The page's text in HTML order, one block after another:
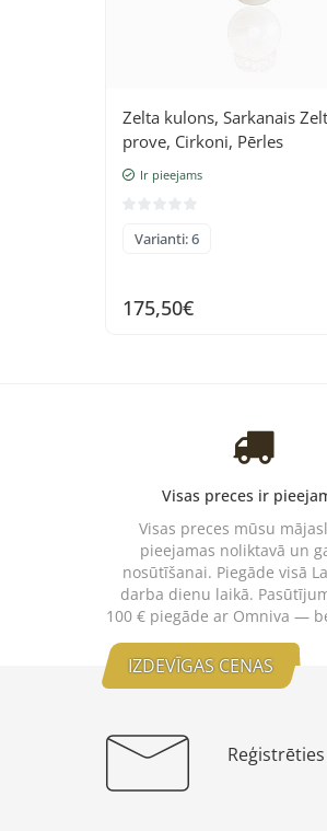
Zelta kulons, Sarkanais
prove, Cirkoni, Pērles
Ir pieejams
Varianti: 6
175,50€
Visas preces ir
Visas preces mūsu
pieejamas noliktavā un
nosūtīšanai. Piegāde visā
darba dienu laikā.
100 € piegāde ar Omniva —
IZDEVĪGAS CENAS